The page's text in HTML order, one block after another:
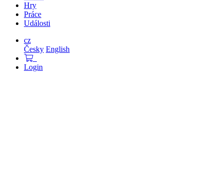
Hry
Práce
Události
cz
Česky English
Login